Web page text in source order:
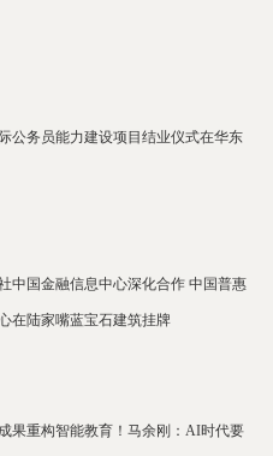
公务员能力建设项目结业仪式在华东
中国金融信息中心深化合作 中国普惠
在陆家嘴蓝宝石建筑挂牌
果重构智能教育！马余刚：AI时代要